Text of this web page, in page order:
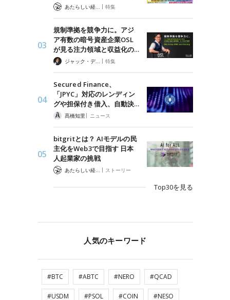
| 特集
規制準拠を競争力に。アジ
ア有数の暗号資産企業OSL
が見る注力領域と収益化の…
ジャック・デロン（Jack Derong） | 特集
Secured Finance、
「JPYC」対応のレンディン
グや担保付き借入、自動決…
髙橋知里 | ニュース
bitgritとは？ AIモデルの民
主化をWeb3で目指す 日本
人起業家の挑戦
| ストーリー
Top30を見る
人気のキーワード
#BTC #ABTC #NERO #QCAD
#USDM #PSOL #COIN #NESO